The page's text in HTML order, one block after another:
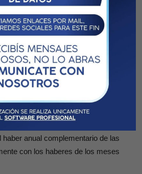
y cinco ($ 75).
con haberes básicos de
antes indicados, se abonará una
en relación a la prevista para el
con haber básico completo.
temporales se abonará una
respecto de la prevista para la
de acuerdo a la relación
haberes básicos.
haber anual complementario de las
con los haberes de los meses